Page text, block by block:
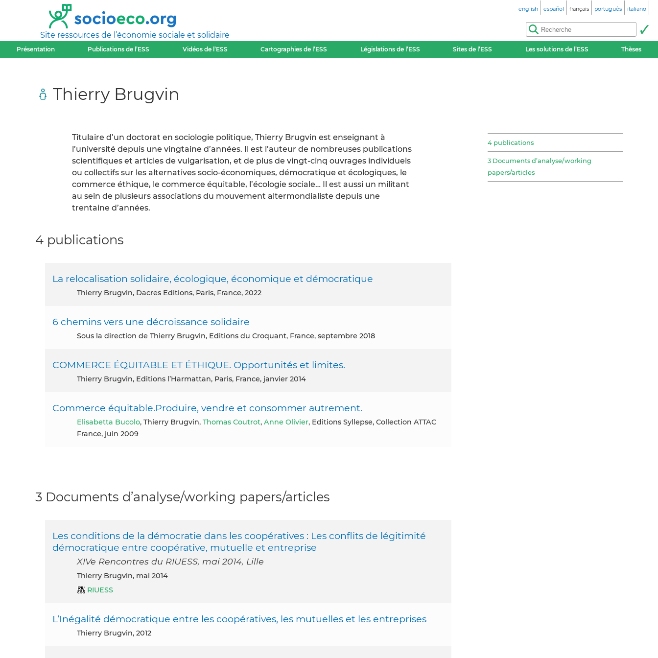
Site ressources de l’économie sociale et solidaire
english español français português italiano
Présentation Publications de l’ESS Vidéos de l’ESS Cartographies de l’ESS Législations de l’ESS Sites de l’ESS Les solutions de l’ESS Thèses
Thierry Brugvin
Titulaire d’un doctorat en sociologie politique, Thierry Brugvin est enseignant à
l’université depuis une vingtaine d’années. Il est l’auteur de nombreuses publications
scientifiques et articles de vulgarisation, et de plus de vingt-cinq ouvrages individuels
ou collectifs sur les alternatives socio-économiques, démocratique et écologiques, le
commerce éthique, le commerce équitable, l’écologie sociale… Il est aussi un militant
au sein de plusieurs associations du mouvement altermondialiste depuis une
trentaine d’années.
4 publications
3 Documents d’analyse/working
papers/articles
4 publications
La relocalisation solidaire, écologique, économique et démocratique
Thierry Brugvin, Dacres Editions, Paris, France, 2022
6 chemins vers une décroissance solidaire
Sous la direction de Thierry Brugvin, Editions du Croquant, France, septembre 2018
COMMERCE ÉQUITABLE ET ÉTHIQUE. Opportunités et limites.
Thierry Brugvin, Editions l’Harmattan, Paris, France, janvier 2014
Commerce équitable.Produire, vendre et consommer autrement.
Elisabetta Bucolo, Thierry Brugvin, Thomas Coutrot, Anne Olivier, Editions Syllepse, Collection ATTAC
France, juin 2009
3 Documents d’analyse/working papers/articles
Les conditions de la démocratie dans les coopératives : Les conflits de légitimité
démocratique entre coopérative, mutuelle et entreprise
XIVe Rencontres du RIUESS, mai 2014, Lille
Thierry Brugvin, mai 2014
RIUESS
L’Inégalité démocratique entre les coopératives, les mutuelles et les entreprises
Thierry Brugvin, 2012